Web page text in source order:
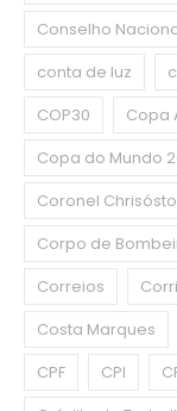
Conselho
conta de luz
COP30
Copa
Copa do Mundo
Coronel
Corpo de
Correios
Costa Marques
CPF
CPI